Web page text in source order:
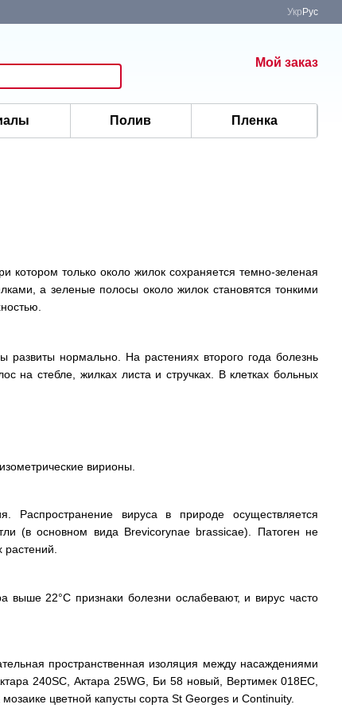
Укр Рус
Мой заказ
Полив Пленка
котором только около жилок сохраняется темно-зеленая
а зеленые полосы около жилок становятся тонкими
развиты нормально. На растениях второго года болезнь
на стебле, жилках листа и стручках. В клетках больных
вирионы.
Распространение вируса в природе осуществляется
(в основном вида Brevicorynae brassicae). Патоген не
растений.
выше 22°С признаки болезни ослабевают, и вирус часто
пространственная изоляция между насаждениями
240SC, Актара 25WG, Би 58 новый, Вертимек 018EC,
цветной капусты сорта St Georges и Continuity.